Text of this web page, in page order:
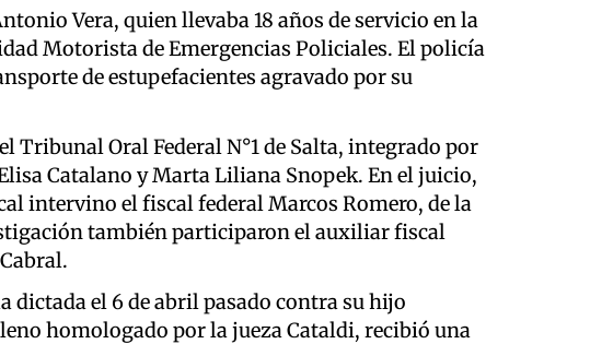
Vera, quien llevaba 18 años de servicio en la
Motorista de Emergencias Policiales. El policía
de estupefacientes agravado por su
Tribunal Oral Federal N°1 de Salta, integrado por
Catalano y Marta Liliana Snopek. En el juicio,
intervino el fiscal federal Marcos Romero, de la
también participaron el auxiliar fiscal
dictada el 6 de abril pasado contra su hijo
homologado por la jueza Cataldi, recibió una